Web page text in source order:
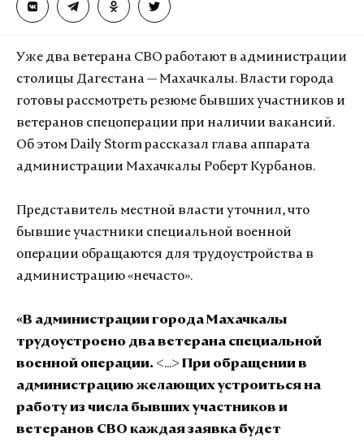
Уже два ветерана СВО работают в администрации
столицы Дагестана — Махачкалы. Власти города
готовы рассмотреть резюме бывших участников и
ветеранов спецоперации при наличии вакансий.
Об этом Daily Storm рассказал глава аппарата
администрации Махачкалы Роберт Курбанов.
Представитель местной власти уточнил, что
бывшие участники специальной военной
операции обращаются для трудоустройства в
администрацию «нечасто».
«В администрации города Махачкалы
трудоустроено два ветерана специальной
военной операции. <...> При обращении в
администрацию желающих устроиться на
работу из числа бывших участников и
ветеранов СВО каждая заявка будет